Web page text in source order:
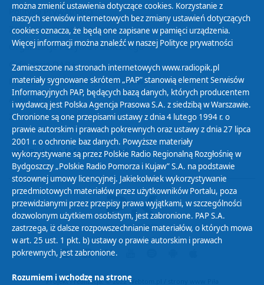
Polityka Prywatności
Zasady korzystania z Serwisu
Organizacje Pożytku Publicznego
Cyfryzacja DAB+
Polityka ochrony danych osobowych
Abonament
Zamówienia publiczne
Biuletyn Informacji Publicznej
Projekt i realizacja: © 2022Webtom.pl
można zmienić ustawienia dotyczące cookies. Korzystanie z
naszych serwisów internetowych bez zmiany ustawień dotyczących
cookies oznacza, że będą one zapisane w pamięci urządzenia.
Więcej informacji można znaleźć w naszej Polityce prywatności
Zamieszczone na stronach internetowych www.radiopik.pl
materiały sygnowane skrótem „PAP” stanowią element Serwisów
Informacyjnych PAP, będących bazą danych, których producentem
i wydawcą jest Polska Agencja Prasowa S.A. z siedzibą w Warszawie.
Chronione są one przepisami ustawy z dnia 4 lutego 1994 r. o
prawie autorskim i prawach pokrewnych oraz ustawy z dnia 27 lipca
2001 r. o ochronie baz danych. Powyższe materiały
wykorzystywane są przez Polskie Radio Regionalną Rozgłośnię w
Bydgoszczy „Polskie Radio Pomorza i Kujaw” S.A. na podstawie
stosownej umowy licencyjnej. Jakiekolwiek wykorzystywanie
przedmiotowych materiałów przez użytkowników Portalu, poza
przewidzianymi przez przepisy prawa wyjątkami, w szczególności
dozwolonym użytkiem osobistym, jest zabronione. PAP S.A.
zastrzega, iż dalsze rozpowszechnianie materiałów, o których mowa
w art. 25 ust. 1 pkt. b) ustawy o prawie autorskim i prawach
pokrewnych, jest zabronione.
Rozumiem i wchodzę na stronę